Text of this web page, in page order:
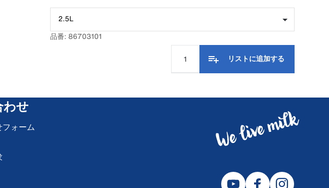
2.5L
品番: 86703101
リストに追加する
せ
ォーム